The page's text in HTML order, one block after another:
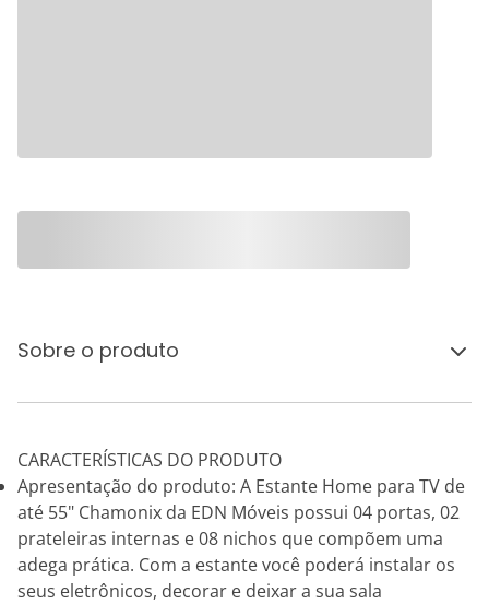
Sobre o produto
CARACTERÍSTICAS DO PRODUTO
Apresentação do produto: A Estante Home para TV de
até 55" Chamonix da EDN Móveis possui 04 portas, 02
prateleiras internas e 08 nichos que compõem uma
adega prática. Com a estante você poderá instalar os
seus eletrônicos, decorar e deixar a sua sala